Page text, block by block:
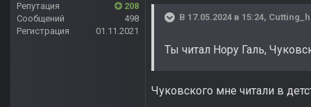
Репутация
208
Сообщений
498
Регистрация
01.11.2021
В 17.05.2024 в 15:24,
Ты читал Нору Галь,
Чуковского мне читали в